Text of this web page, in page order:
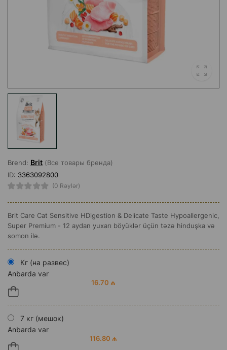
Brend: Brit (Все товары бренда)
ID: 3363092800
(0 Rəylər)
Brit Care Cat Sensitive HDigestion & Delicate Taste Hypoallergenic,
Super Premium - 12 aydan yuxarı böyüklər üçün təzə hinduşka və
somon ilə.
Кг (на развес)
Anbarda var
16.70 ₼
7 кг (мешок)
Anbarda var
116.80 ₼